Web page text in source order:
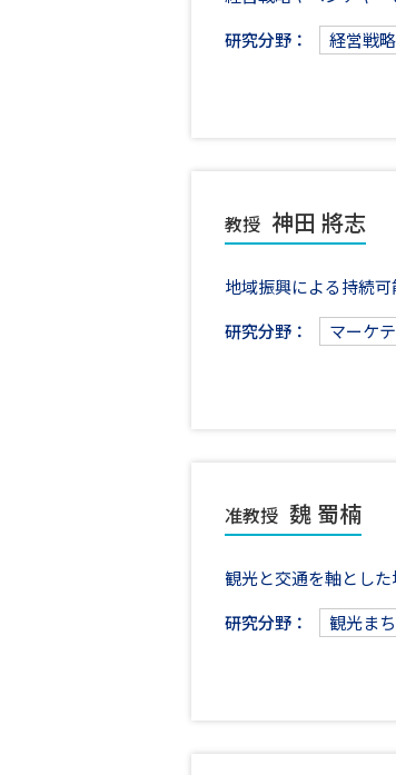
研究分野：
経営戦略
教授 神田 將志
地域振興による持続
研究分野：
マーケ
准教授 魏 蜀楠
観光と交通を軸とし
研究分野：
観光ま